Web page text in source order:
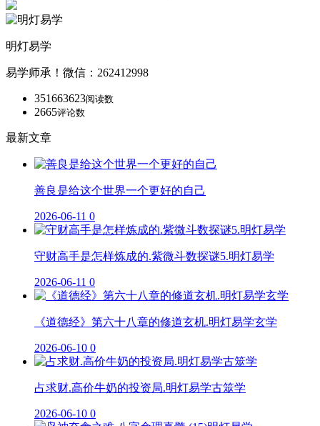
明灯易学
易学师承！微信：262412998
351663623阅读数
2665评论数
最新文章
善良是给这个世界一个更好的自己
2026-06-11 0
守财高手是怎样炼成的.紫微斗数探谜5.明灯易学
2026-06-11 0
《道德经》第六十八章的修道玄机.明灯易学玄学
2026-06-10 0
占求财.高价牛奶的投资局.明灯易学古筮学
2026-06-10 0